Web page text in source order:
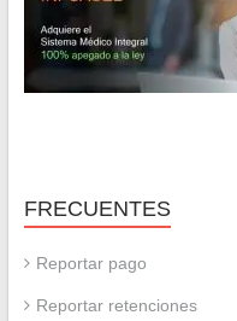
FRECUENTES
Reportar pago
Reportar retenciones